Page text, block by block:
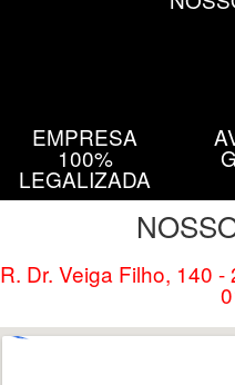
EMPRESA
100%
LEGALIZADA
R. Dr. Veiga Filho, 140